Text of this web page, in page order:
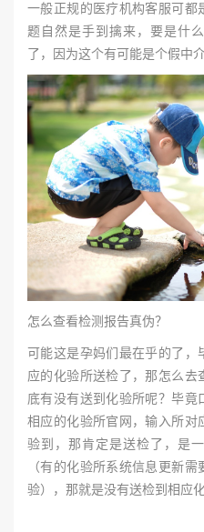
一般正规的医疗机构客服可都
题自然是手到擒来，要是什
了，因为这个有可能是个假中介
怎么查看检测报告真伪？
可能这是孕妈们最在乎的了，
应的化验所送检了，那怎么去
底有没有送到化验所呢？毕竟
相应的化验所官网，输入所对
验到，那肯定是送检了，是
（有的化验所系统信息更新
验），那就是没有送检到相应